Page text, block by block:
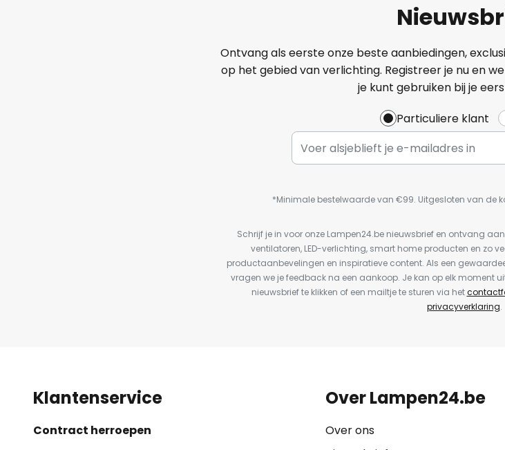
Ontvang als eerste onze beste aanbiedingen,
op het gebied van verlichting. Registreer je nu en
je kunt gebruiken bij je
Particuliere klant
*Minimale bestelwaarde van €99. Uitgesloten van de
Schrijf je in voor onze Lampen24.be nieuwsbrief en ontvang
ventilatoren, LED-verlichting, smart home producten en zo
productaanbevelingen en inspiratieve content. Als een
vragen we je feedback na een aankoop. Je kan op elk moment
nieuwsbrief te klikken of een mailtje te sturen via het
privacyverklaring.
Klantenservice
Contract herroepen
Over Lampen24.be
Over ons